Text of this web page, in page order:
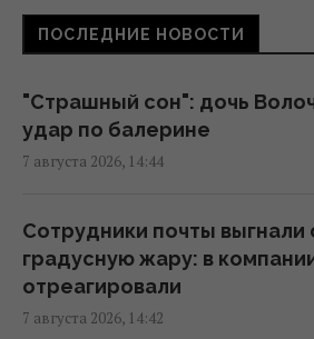
из-за ситуации с
теперь доехать
Козлы-предатели помогли
своих сородичей на целом
Мужчина спас измученного
во время 40-градусной
трогательное видео
ПОСЛЕДНИЕ НОВОСТИ
"Страшный сон": дочь
удар по балерине
7 августа 2026, 14:44
Сотрудники почты выгнали
градусную жару: в
отреагировали
7 августа 2026, 14:42